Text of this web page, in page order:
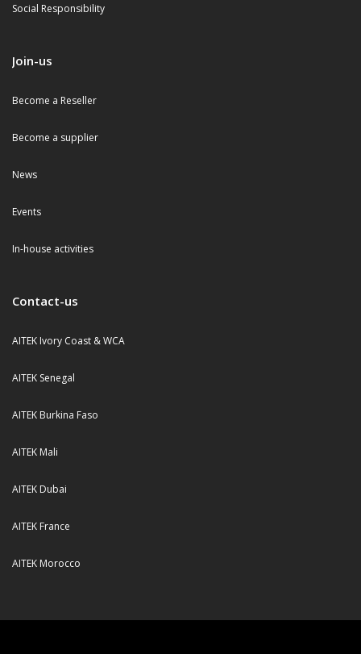
Social Responsibility
Join-us
Become a Reseller
Become a supplier
News
Events
In-house activities
Contact-us
AITEK Ivory Coast & WCA
AITEK Senegal
AITEK Burkina Faso
AITEK Mali
AITEK Dubai
AITEK France
AITEK Morocco